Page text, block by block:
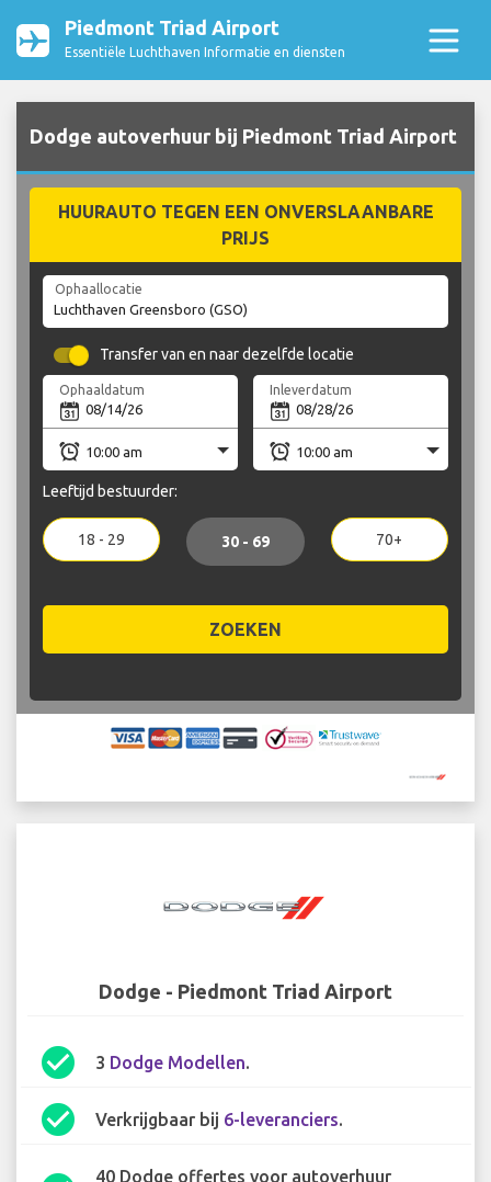
Piedmont Triad Airport
Essentiële Luchthaven Informatie en diensten
Dodge autoverhuur bij Piedmont Triad Airport
HUURAUTO TEGEN EEN ONVERSLAANBARE
PRIJS
Ophaallocatie
Transfer van en naar dezelfde locatie
Ophaaldatum Inleverdatum
Leeftijd bestuurder:
18 - 29 30 - 69 70+
ZOEKEN
Dodge - Piedmont Triad Airport
check_circle 3 Dodge Modellen.
check_circle Verkrijgbaar bij 6-leveranciers.
40 Dodge offertes voor autoverhuur